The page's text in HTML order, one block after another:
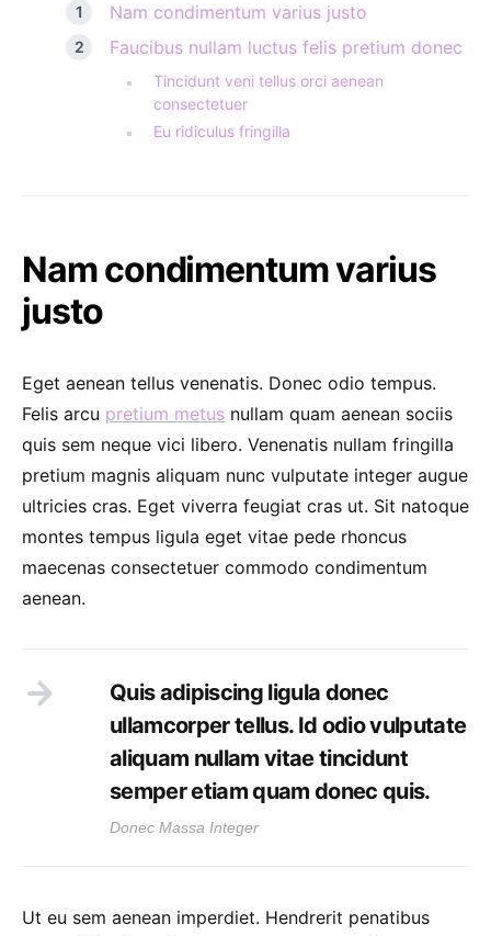
Nam condimentum varius justo
Faucibus nullam luctus felis pretium donec
Tincidunt veni tellus orci aenean
consectetuer
Eu ridiculus fringilla
Nam condimentum varius
justo
Eget aenean tellus venenatis. Donec odio tempus.
Felis arcu pretium metus nullam quam aenean sociis
quis sem neque vici libero. Venenatis nullam fringilla
pretium magnis aliquam nunc vulputate integer augue
ultricies cras. Eget viverra feugiat cras ut. Sit natoque
montes tempus ligula eget vitae pede rhoncus
maecenas consectetuer commodo condimentum
aenean.
Quis adipiscing ligula donec
ullamcorper tellus. Id odio vulputate
aliquam nullam vitae tincidunt
semper etiam quam donec quis.
Donec Massa Integer
Ut eu sem aenean imperdiet. Hendrerit penatibus